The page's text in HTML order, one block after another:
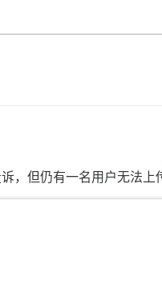
，但仍有一名用户无法上